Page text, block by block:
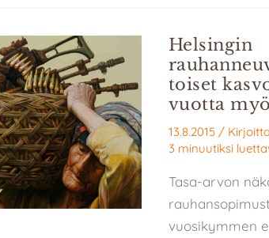
Helsingin
toiset
vuotta
13.8.2015 /
3 minuutiksi
Tasa-arvon
vuosikymmen